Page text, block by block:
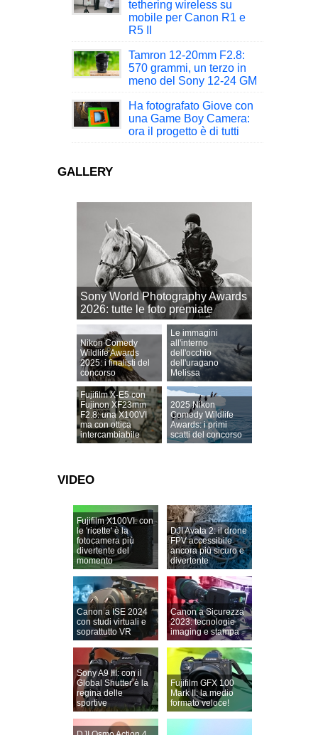
tethering wireless su
mobile per Canon R1 e
R5 II
Tamron 12-20mm F2.8:
570 grammi, un terzo in
meno del Sony 12-24 GM
Ha fotografato Giove con
una Game Boy Camera:
ora il progetto è di tutti
GALLERY
Sony World Photography Awards
2026: tutte le foto premiate
Nikon Comedy
Wildlife Awards
2025: i finalisti del
concorso
Le immagini
all'interno
dell'occhio
dell'uragano
Melissa
Fujifilm X-E5 con
Fujinon XF23mm
F2.8: una X100VI
ma con ottica
intercambiabile
2025 Nikon
Comedy Wildlife
Awards: i primi
scatti del concorso
VIDEO
Fujifilm X100VI: con
le 'ricette' è la
fotocamera più
divertente del
momento
DJI Avata 2: il drone
FPV accessibile
ancora più sicuro e
divertente
Canon a ISE 2024
con studi virtuali e
soprattutto VR
Canon a Sicurezza
2023: tecnologie
imaging e stampa
Sony A9 III: con il
Global Shutter è la
regina delle
sportive
Fujifilm GFX 100
Mark II: la medio
formato veloce!